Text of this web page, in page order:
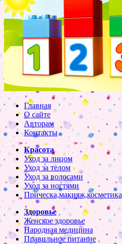
Главная
О сайте
Авторам
Контакты
Красота
Уход за лицом
Уход за телом
Уход за волосами
Уход за ногтями
Прическа,макияж,косметика
Здоровье
Женское здоровье
Народная медицина
Правильное питание